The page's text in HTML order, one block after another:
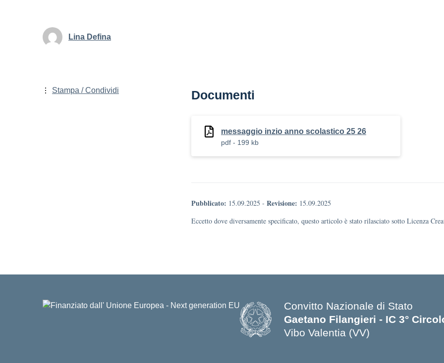
Lina Defina
Documenti
messaggio inzio anno scolastico 25 26
pdf - 199 kb
Pubblicato: 15.09.2025 - Revisione: 15.09.2025
Eccetto dove diversamente specificato, questo articolo è stato rilasciato sotto Licenza
Stampa / Condividi
Convitto Nazionale di Stato
Gaetano Filangieri - IC 3°
Vibo Valentia (VV)